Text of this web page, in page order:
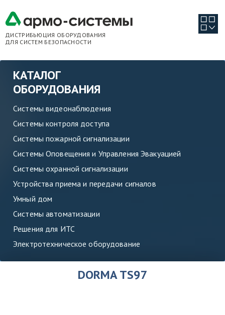
ДИСТРИБЬЮЦИЯ ОБОРУДОВАНИЯ
ДЛЯ СИСТЕМ БЕЗОПАСНОСТИ
КАТАЛОГ
ОБОРУДОВАНИЯ
Системы видеонаблюдения
Системы контроля доступа
Системы пожарной сигнализации
Системы Оповещения и Управления Эвакуацией
Системы охранной сигнализации
Устройства приема и передачи сигналов
Умный дом
Системы автоматизации
Решения для ИТС
Электротехническое оборудование
DORMA TS97